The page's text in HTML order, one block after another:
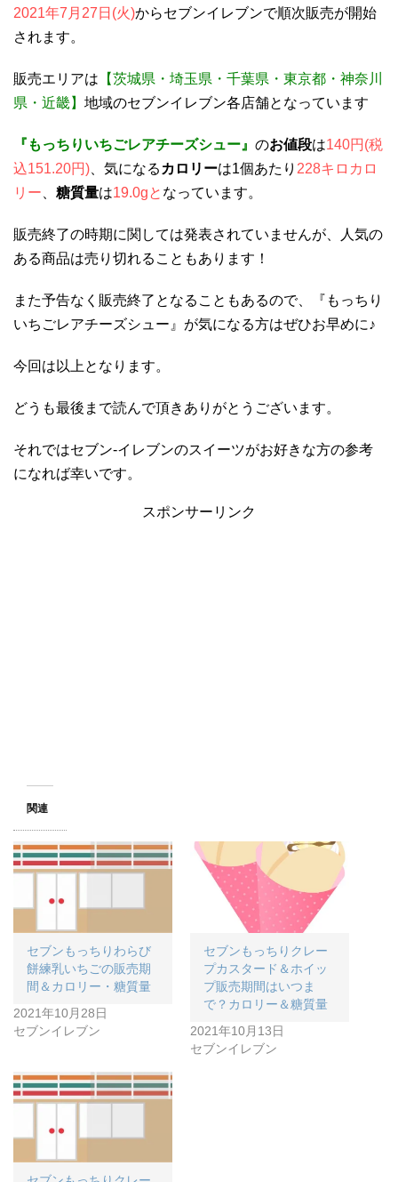
2021年7月27日(火)からセブンイレブンで順次販売が開始
されます。
販売エリアは 【茨城県・埼玉県・千葉県・東京都・神奈川
県・近畿】 地域のセブンイレブン各店舗となっています
『もっちりいちごレアチーズシュー』 のお値段は140円(税
込151.20円) 、気になる カロリーは1個あたり 228キロカロ
リー
糖質量は19.0gと なっています。
販売終了の時期に関しては発表されていませんが、人気の
ある商品は売り切れることもあります！
また予告なく販売終了となることもあるので、『もっちり
いちごレアチーズシュー』が気になる方はぜひお早めに♪
今回は以上となります。
どうも最後まで読んで頂きありがとうございます。
それではセブン-イレブンのスイーツがお好きな方の参考
になれば幸いです。
スポンサーリンク
関連
セブンもっちりわらび
餅練乳いちごの販売期
間＆カロリー・糖質量
2021年10月28日
セブンイレブン
セブンもっちりクレー
プカスタード＆ホイッ
プ販売期間はいつま
で？カロリー＆糖質量
2021年10月13日
セブンイレブン